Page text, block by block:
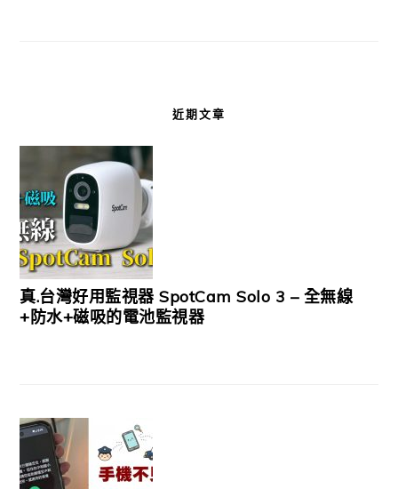
近期文章
真.台灣好用監視器 SpotCam Solo 3 – 全無線
+防水+磁吸的電池監視器